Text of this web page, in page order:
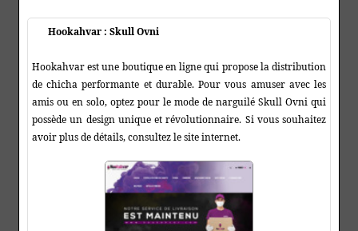
Hookahvar : Skull Ovni
Hookahvar est une boutique en ligne qui propose la distribution
de chicha performante et durable. Pour vous amuser avec les
amis ou en solo, optez pour le mode de narguilé Skull Ovni qui
possède un design unique et révolutionnaire. Si vous souhaitez
avoir plus de détails, consultez le site internet.